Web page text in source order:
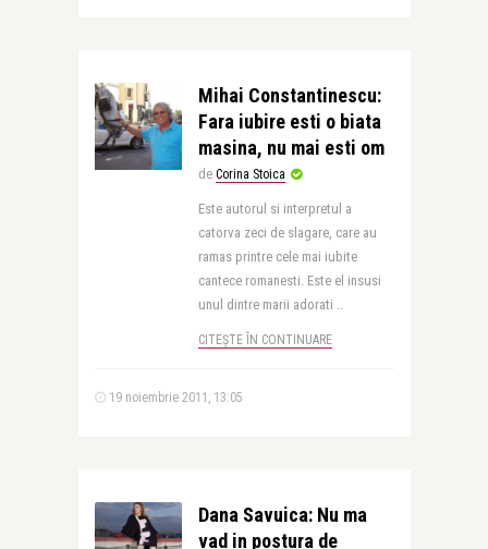
Mihai Constantinescu:
Fara iubire esti o biata
masina, nu mai esti om
de Corina Stoica
Este autorul si interpretul a
catorva zeci de slagare, care au
ramas printre cele mai iubite
cantece romanesti. Este el insusi
unul dintre marii adorati ..
CITEȘTE ÎN CONTINUARE
19 noiembrie 2011, 13:05
Dana Savuica: Nu ma
vad in postura de